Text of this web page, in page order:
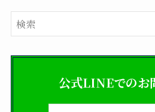
公式LINEでのお